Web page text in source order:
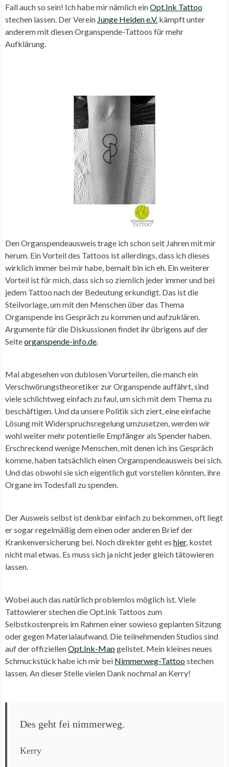
Fall auch so sein! Ich habe mir nämlich einOpt.Ink Tattoo
stechen lassen. Der Verein Junge Helden e.V. kämpft unter
anderem mit diesen Organspende-Tattoos für mehr
Aufklärung.
Den Organspendeausweis trage ich schon seit Jahren mit mir
herum. Ein Vorteil des Tattoos ist allerdings, dass ich dieses
wirklich immer bei mir habe, bemalt bin ich eh. Ein weiterer
Vorteil ist für mich, dass sich so ziemlich jeder immer und bei
jedem Tattoo nach der Bedeutung erkundigt. Das ist die
Steilvorlage, um mit den Menschen über das Thema
Organspende ins Gespräch zu kommen und aufzuklären.
Argumente für die Diskussionen findet ihr übrigens auf der
Seiteorganspende-info.de.
Mal abgesehen von dubiosen Vorurteilen, die manch ein
Verschwörungstheoretiker zur Organspende auffährt, sind
viele schlichtweg einfach zu faul, um sich mit dem Thema zu
beschäftigen. Und da unsere Politik sich ziert, eine einfache
Lösung mit Widerspruchsregelung umzusetzen, werden wir
wohl weiter mehr potentielle Empfänger als Spender haben.
Erschreckend wenige Menschen, mit denen ich ins Gespräch
komme, haben tatsächlich einen Organspendeausweis bei sich.
Und das obwohl sie sich eigentlich gut vorstellen könnten, ihre
Organe im Todesfall zu spenden.
Der Ausweis selbst ist denkbar einfach zu bekommen, oft liegt
er sogar regelmäßig dem einen oder anderen Brief der
Krankenversicherung bei. Noch direkter geht es hier, kostet
nicht mal etwas. Es muss sich ja nicht jeder gleich tätowieren
lassen.
Wobei auch das natürlich problemlos möglich ist. Viele
Tattowierer stechen die Opt.Ink Tattoos zum
Selbstkostenpreis im Rahmen einer sowieso geplanten Sitzung
oder gegen Materialaufwand. Die teilnehmenden Studios sind
auf der offiziellenOpt.Ink-Mapgelistet. Mein kleines neues
Schmuckstück habe ich mir bei Nimmerweg-Tattoostechen
lassen. An dieser Stelle vielen Dank nochmal an Kerry!
Des geht fei nimmerweg.
Kerry